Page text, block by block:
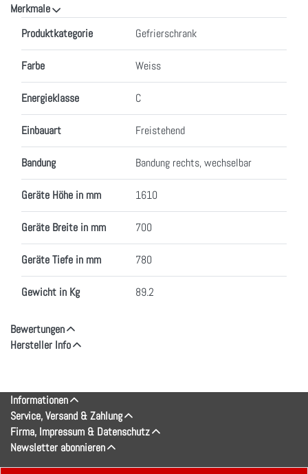
Merkmale
Produktkategorie Gefrierschrank
Farbe Weiss
Energieklasse C
Einbauart Freistehend
Bandung Bandung rechts, wechselbar
Geräte Höhe in mm 1610
Geräte Breite in mm 700
Geräte Tiefe in mm 780
Gewicht in Kg 89.2
Bewertungen
Hersteller Info
Informationen
Service, Versand & Zahlung
Firma, Impressum & Datenschutz
Newsletter abonnieren